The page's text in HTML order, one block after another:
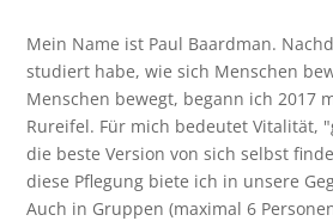
Mein Name ist Paul Baardman.
studiert habe, wie sich Menschen
Menschen bewegt, begann ich 2017
Rureifel. Für mich bedeutet Vitalität,
die beste Version von sich selbst
diese Pflegung biete ich in unsere
Auch in Gruppen (maximal 6